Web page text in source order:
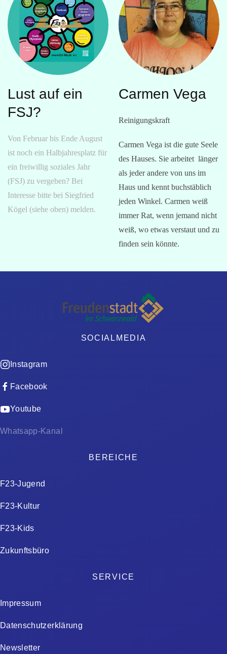
Lust auf ein
FSJ?
Von Februar bis Ende August
ist noch ein Halbjahresplatz für
ein freiwillig soziales Jahr
(FSJ) zu vergeben? Bei
Interesse bitte bei Siegfried
Kögel (siehe oben) melden.
Carmen Vega
Reinigungskraft
Carmen Vega ist die gute Seele
des Hauses. Sie arbeitet länger
als jeder andere von uns im
Haus und kennt buchstäblich
jeden Winkel. Carmen weiß
immer Rat, wenn jemand nicht
weiß, wo etwas verstaut und zu
finden sein könnte.
SOCIALMEDIA
Instagram
Facebook
Youtube
Whatsapp-Kanal
BEREICHE
F23-Jugend
F23-Kultur
F23-Kids
Zukunftsbüro
SERVICE
Impressum
Datenschutzerklärung
Newsletter